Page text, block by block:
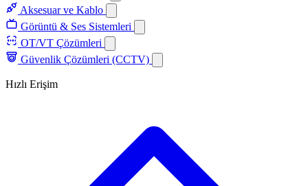
Aksesuar ve Kablo
Görüntü & Ses Sistemleri
OT/VT Çözümleri
Güvenlik Çözümleri (CCTV)
Hızlı Erişim